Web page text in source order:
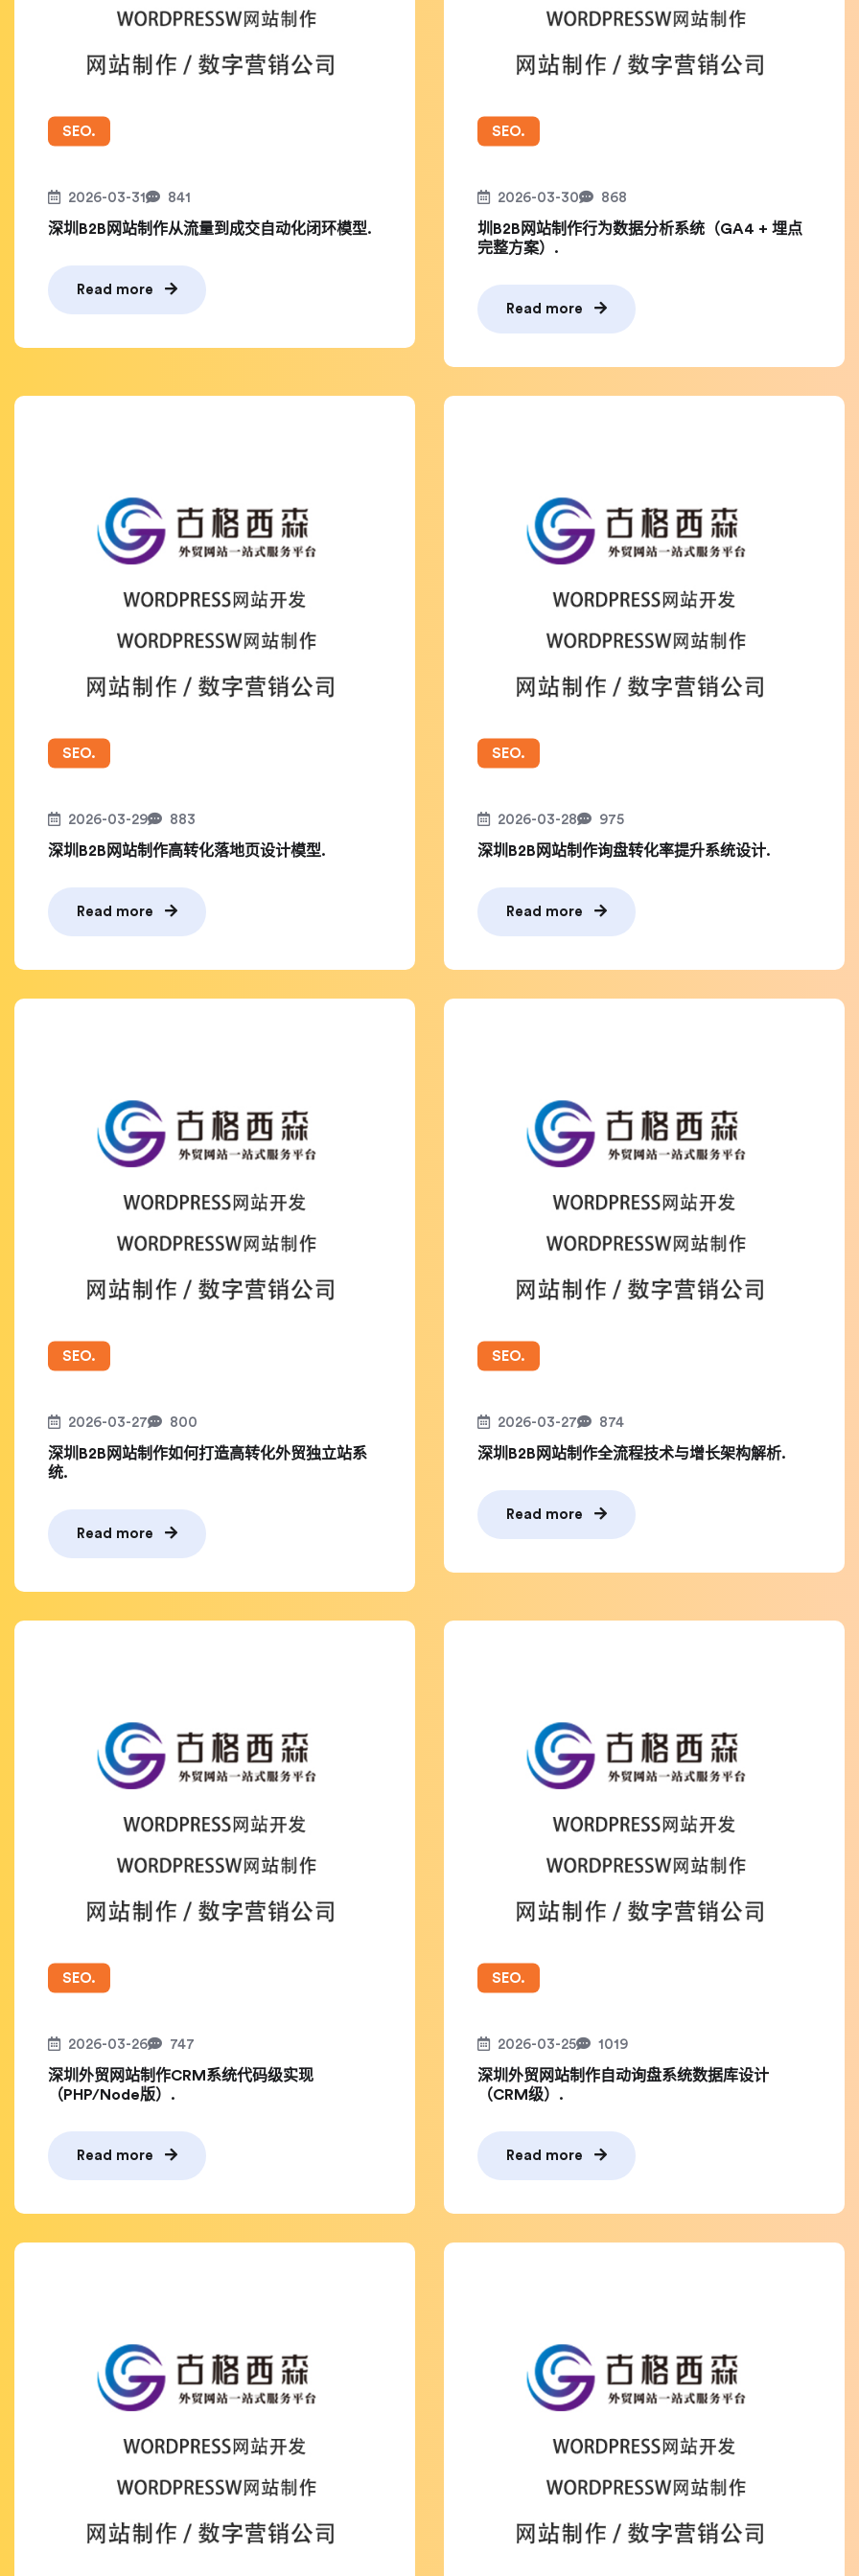
SEO.
2026-03-31 841
深圳B2B网站制作从流量到成交自动化闭环模型.
Read more
SEO.
2026-03-30 868
圳B2B网站制作行为数据分析系统（GA4 + 埋点
完整方案）.
Read more
SEO.
2026-03-29 883
深圳B2B网站制作高转化落地页设计模型.
Read more
SEO.
2026-03-28 975
深圳B2B网站制作询盘转化率提升系统设计.
Read more
SEO.
2026-03-27 800
深圳B2B网站制作如何打造高转化外贸独立站系
统.
Read more
SEO.
2026-03-27 874
深圳B2B网站制作全流程技术与增长架构解析.
Read more
SEO.
2026-03-26 747
深圳外贸网站制作CRM系统代码级实现
（PHP/Node版）.
Read more
SEO.
2026-03-25 1019
深圳外贸网站制作自动询盘系统数据库设计
（CRM级）.
Read more